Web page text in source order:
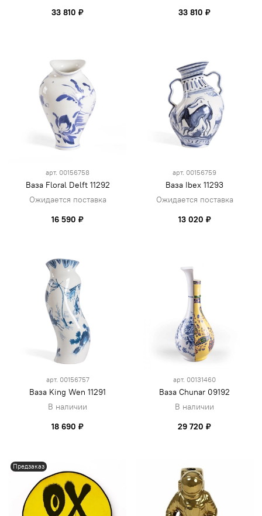
33 810 ₽
33 810 ₽
арт. 00156758
Ваза Floral Delft 11292
Ожидается поставка
16 590 ₽
арт. 00156759
Ваза Ibex 11293
Ожидается поставка
13 020 ₽
арт. 00156757
Ваза King Wen 11291
В наличии
18 690 ₽
арт. 00131460
Ваза Chunar 09192
В наличии
29 720 ₽
Предзаказ